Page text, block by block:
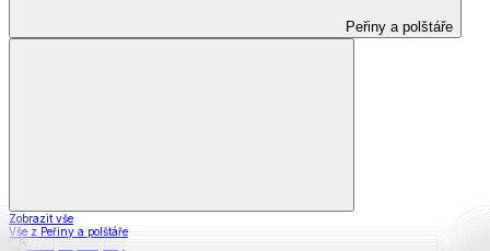
Peřiny a polštáře
Zobrazit vše
Vše z Peřiny a polštáře